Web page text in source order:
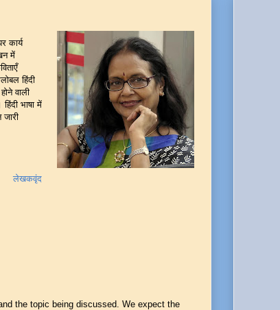
कार्य
में
हिंदी
वाली
भाषा में
लेखकवृंद
the topic being discussed. We expect the